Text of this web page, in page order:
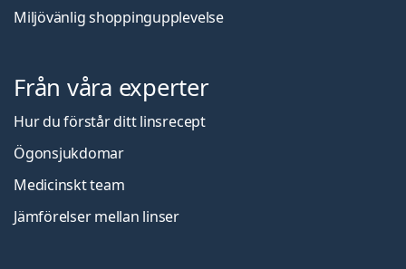
Miljövänlig shoppingupplevelse
Från våra experter
Hur du förstår ditt linsrecept
Ögonsjukdomar
Medicinskt team
Jämförelser mellan linser